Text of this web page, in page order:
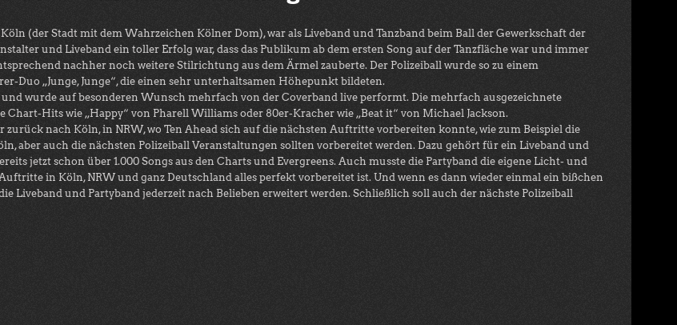
(der Stadt mit dem Wahrzeichen Kölner Dom), war als Liveband und Tanzband beim Ball der Gewerkschaft der
und Liveband ein toller Erfolg war, dass das Publikum ab dem ersten Song auf der Tanzfläche war und immer
nachher noch weitere Stilrichtung aus dem Ärmel zauberte. Der Polizeiball wurde so zu einem
Duo „Junge, Junge“, die einen sehr unterhaltsamen Höhepunkt bildeten.
wurde auf besonderen Wunsch mehrfach von der Coverband live performt. Die mehrfach ausgezeichnete
Hits wie „Happy“ von Pharell Williams oder 80er-Kracher wie „Beat it“ von Michael Jackson.
zurück nach Köln, in NRW, wo Ten Ahead sich auf die nächsten Auftritte vorbereiten konnte, wie zum Beispiel die
aber auch die nächsten Polizeiball Veranstaltungen sollten vorbereitet werden. Dazu gehört für ein Liveband und
jetzt schon über 1.000 Songs aus den Charts und Evergreens. Auch musste die Partyband die eigene Licht- und
in Köln, NRW und ganz Deutschland alles perfekt vorbereitet ist. Und wenn es dann wieder einmal ein bißchen
Liveband und Partyband jederzeit nach Belieben erweitert werden. Schließlich soll auch der nächste Polizeiball